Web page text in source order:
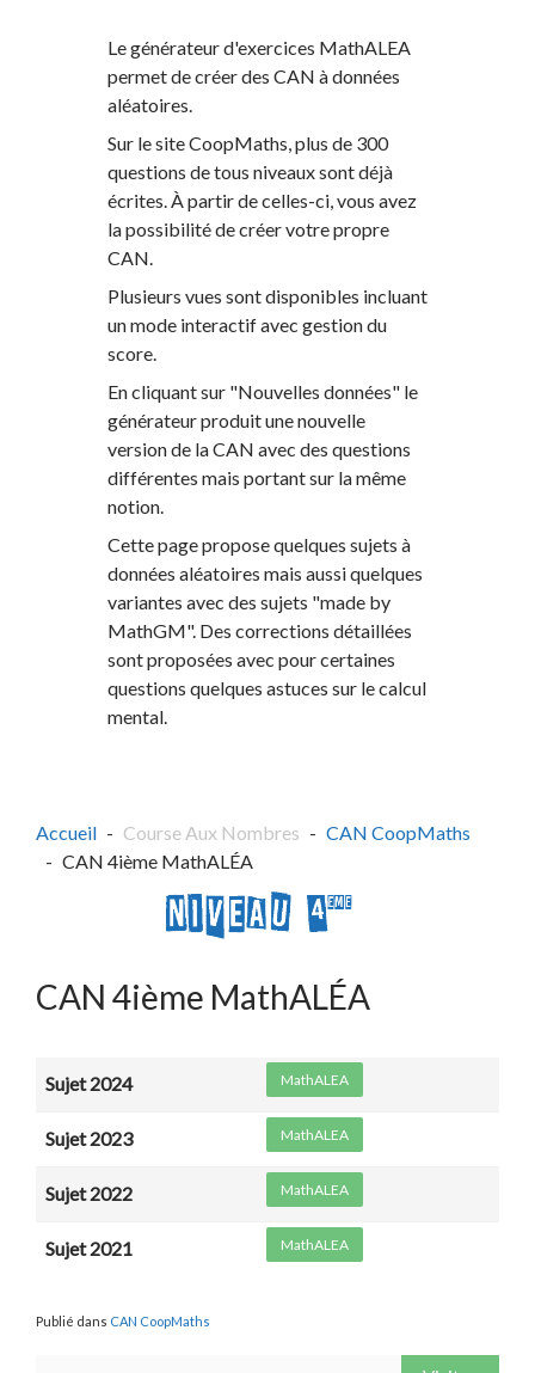
Le générateur d'exercices MathALEA
permet de créer des CAN à données
aléatoires.
Sur le site CoopMaths, plus de 300
questions de tous niveaux sont déjà
écrites. À partir de celles-ci, vous avez
la possibilité de créer votre propre
CAN.
Plusieurs vues sont disponibles incluant
un mode interactif avec gestion du
score.
En cliquant sur "Nouvelles données" le
générateur produit une nouvelle
version de la CAN avec des questions
différentes mais portant sur la même
notion.
Cette page propose quelques sujets à
données aléatoires mais aussi quelques
variantes avec des sujets "made by
MathGM". Des corrections détaillées
sont proposées avec pour certaines
questions quelques astuces sur le calcul
mental.
Accueil Course Aux Nombres
CAN CoopMaths
CAN 4ième MathALÉA
CAN 4ième MathALÉA
Sujet 2024 MathALEA
Sujet 2023 MathALEA
Sujet 2022 MathALEA
Sujet 2021 MathALEA
Publié dans CAN CoopMaths